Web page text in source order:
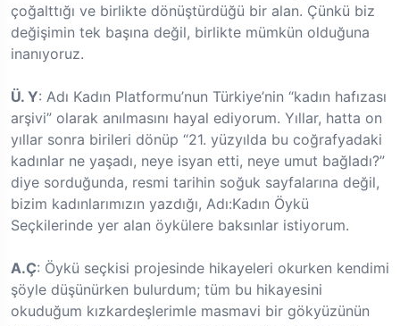
çoğalttığı ve birlikte dönüştürdüğü bir alan. Çünkü biz
değişimin tek başına değil, birlikte mümkün olduğuna
inanıyoruz.
Ü. Y: Adı Kadın Platformu’nun Türkiye’nin “kadın hafızası
arşivi” olarak anılmasını hayal ediyorum. Yıllar, hatta on
yıllar sonra birileri dönüp “21. yüzyılda bu coğrafyadaki
kadınlar ne yaşadı, neye isyan etti, neye umut bağladı?”
diye sorduğunda, resmi tarihin soğuk sayfalarına değil,
bizim kadınlarımızın yazdığı, Adı:Kadın Öykü
Seçkilerinde yer alan öykülere baksınlar istiyorum.
A.Ç: Öykü seçkisi projesinde hikayeleri okurken kendimi
şöyle düşünürken bulurdum; tüm bu hikayesini
okuduğum kızkardeşlerimle masmavi bir gökyüzünün